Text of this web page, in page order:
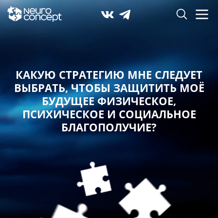
КАКУЮ СТРАТЕГИЮ МНЕ СЛЕДУЕТ
ВЫБРАТЬ,ЧТОБЫ ЗАЩИТИТЬ МОЁ
БУДУЩЕЕ ФИЗИЧЕСКОЕ,
ПСИХИЧЕСКОЕ И СОЦИАЛЬНОЕ
БЛАГОПОЛУЧИЕ?